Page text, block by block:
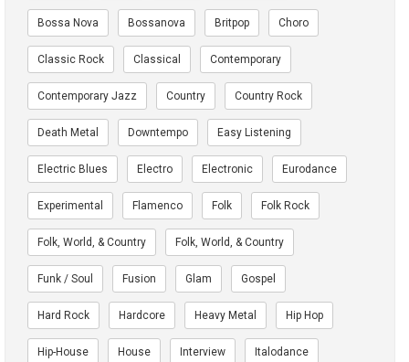
Bossa Nova Bossanova Britpop Choro
Classic Rock Classical Contemporary
Contemporary Jazz Country Country Rock
Death Metal Downtempo Easy Listening
Electric Blues Electro Electronic Eurodance
Experimental Flamenco Folk Folk Rock
Folk, World, & Country Folk, World, & Country
Funk / Soul Fusion Glam Gospel
Hard Rock Hardcore Heavy Metal Hip Hop
Hip-House House Interview Italodance